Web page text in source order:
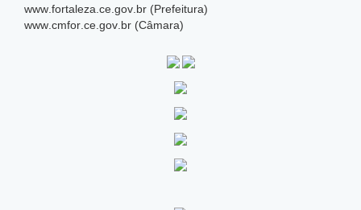
www .fortaleza .ce .gov .br (Prefeitura)
www .cmfor .ce .gov .br (Câmara)